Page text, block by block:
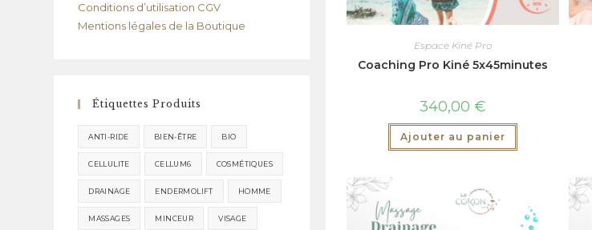
Espace Kiné Pro
Coaching Pro Kiné 5x45minutes
340,00 €
Ajouter au panier
Conditions d’utilisation CGV
Mentions légales de la Boutique
Étiquettes Produits
ANTI-RIDE BIEN-ÊTRE BIO
CELLULITE CELLUM6 COSMÉTIQUES
DRAINAGE ENDERMOLIFT HOMME
MASSAGES MINCEUR VISAGE